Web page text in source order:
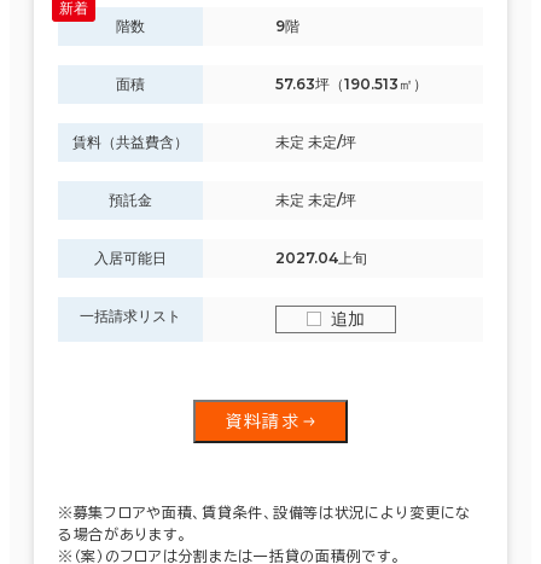
階数 9階
面積 57.63坪（190.513㎡）
賃料（共益費含） 未定 未定/坪
預託金 未定 未定/坪
入居可能日 2027.04上旬
一括請求リスト 追加
資料請求
※募集フロアや面積、賃貸条件、設備等は状況により変更にな
る場合があります。
※（案）のフロアは分割または一括貸の面積例です。